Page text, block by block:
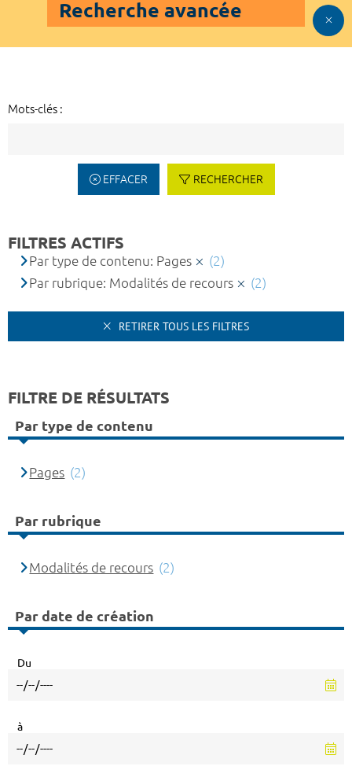
Recherche avancée
Mots-clés :
EFFACER RECHERCHER
FILTRES ACTIFS
Par type de contenu: Pages
(2)
Par rubrique: Modalités de recours
(2)
RETIRER TOUS LES FILTRES
FILTRE DE RÉSULTATS
Par type de contenu
Pages (2)
Par rubrique
Modalités de recours (2)
Par date de création
Du
à